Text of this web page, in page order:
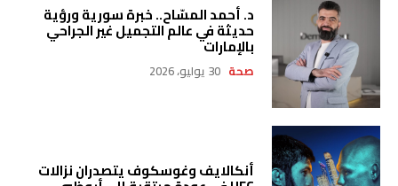
د. أحمد المسّاح.. خبرة سورية ورؤية
حديثة في عالم التجميل غير الجراحي
بالإمارات
صحة 30 يوليو، 2026
أنكالايف وغوسكوف يتصدران نزالات